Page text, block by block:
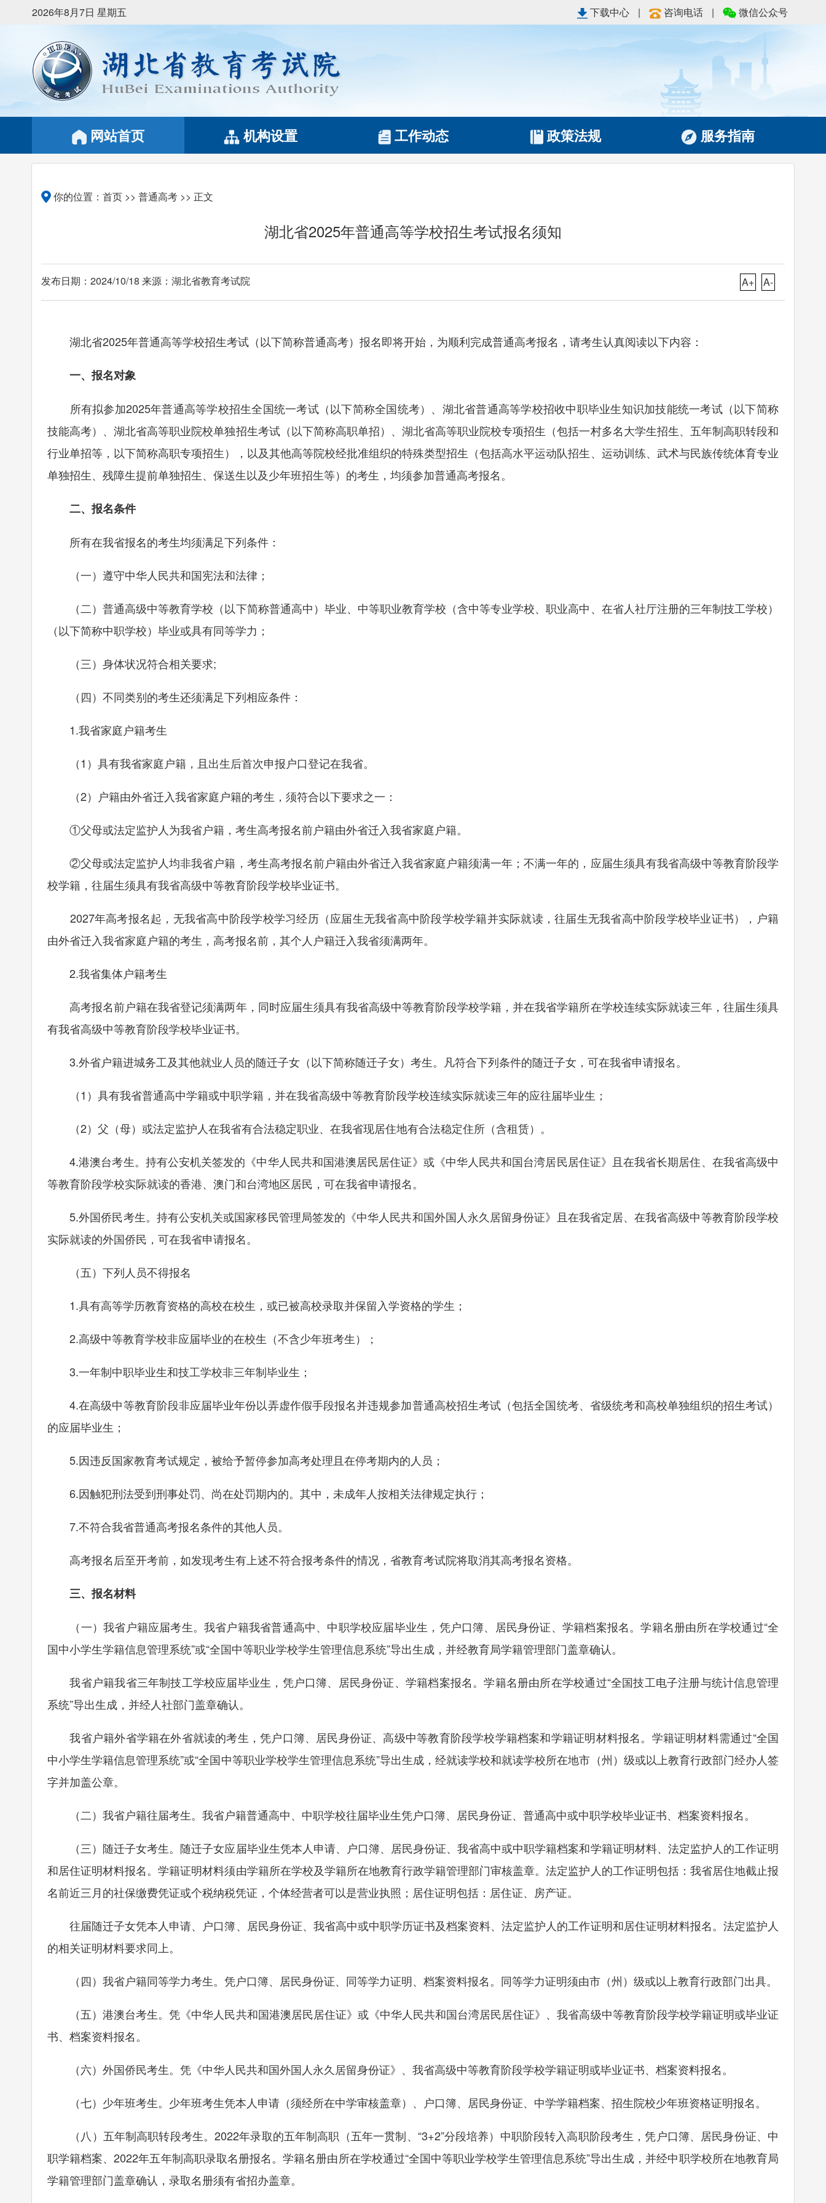
2026年8月7日 星期五 下载中心 | 咨询电话 | 微信公众号
网站首页 机构设置 工作动态 政策法规 服务指南
你的位置： 首页 >> 普通高考 >> 正文
湖北省2025年普通高等学校招生考试报名须知
发布日期：2024/10/18 来源：湖北省教育考试院 A+ A-
湖北省2025年普通高等学校招生考试（以下简称普通高考）报名即将开始，为顺利完成普通高考报名，请考生认真阅读以下内容：
一、报名对象
所有拟参加2025年普通高等学校招生全国统一考试（以下简称全国统考）、湖北省普通高等学校招收中职毕业生知识加技能统一考试（以下简称
技能高考）、湖北省高等职业院校单独招生考试（以下简称高职单招）、湖北省高等职业院校专项招生（包括一村多名大学生招生、五年制高职转段和
行业单招等，以下简称高职专项招生），以及其他高等院校经批准组织的特殊类型招生（包括高水平运动队招生、运动训练、武术与民族传统体育专业
单独招生、残障生提前单独招生、保送生以及少年班招生等）的考生，均须参加普通高考报名。
二、报名条件
所有在我省报名的考生均须满足下列条件：
（一）遵守中华人民共和国宪法和法律；
（二）普通高级中等教育学校（以下简称普通高中）毕业、中等职业教育学校（含中等专业学校、职业高中、在省人社厅注册的三年制技工学校）
（以下简称中职学校）毕业或具有同等学力；
（三）身体状况符合相关要求;
（四）不同类别的考生还须满足下列相应条件：
1.我省家庭户籍考生
（1）具有我省家庭户籍，且出生后首次申报户口登记在我省。
（2）户籍由外省迁入我省家庭户籍的考生，须符合以下要求之一：
①父母或法定监护人为我省户籍，考生高考报名前户籍由外省迁入我省家庭户籍。
②父母或法定监护人均非我省户籍，考生高考报名前户籍由外省迁入我省家庭户籍须满一年；不满一年的，应届生须具有我省高级中等教育阶段学
校学籍，往届生须具有我省高级中等教育阶段学校毕业证书。
2027年高考报名起，无我省高中阶段学校学习经历（应届生无我省高中阶段学校学籍并实际就读，往届生无我省高中阶段学校毕业证书），户籍
由外省迁入我省家庭户籍的考生，高考报名前，其个人户籍迁入我省须满两年。
2.我省集体户籍考生
高考报名前户籍在我省登记须满两年，同时应届生须具有我省高级中等教育阶段学校学籍，并在我省学籍所在学校连续实际就读三年，往届生须具
有我省高级中等教育阶段学校毕业证书。
3.外省户籍进城务工及其他就业人员的随迁子女（以下简称随迁子女）考生。凡符合下列条件的随迁子女，可在我省申请报名。
（1）具有我省普通高中学籍或中职学籍，并在我省高级中等教育阶段学校连续实际就读三年的应往届毕业生；
（2）父（母）或法定监护人在我省有合法稳定职业、在我省现居住地有合法稳定住所（含租赁）。
4.港澳台考生。持有公安机关签发的《中华人民共和国港澳居民居住证》或《中华人民共和国台湾居民居住证》且在我省长期居住、在我省高级中
等教育阶段学校实际就读的香港、澳门和台湾地区居民，可在我省申请报名。
5.外国侨民考生。持有公安机关或国家移民管理局签发的《中华人民共和国外国人永久居留身份证》且在我省定居、在我省高级中等教育阶段学校
实际就读的外国侨民，可在我省申请报名。
（五）下列人员不得报名
1.具有高等学历教育资格的高校在校生，或已被高校录取并保留入学资格的学生；
2.高级中等教育学校非应届毕业的在校生（不含少年班考生）；
3.一年制中职毕业生和技工学校非三年制毕业生；
4.在高级中等教育阶段非应届毕业年份以弄虚作假手段报名并违规参加普通高校招生考试（包括全国统考、省级统考和高校单独组织的招生考试）
的应届毕业生；
5.因违反国家教育考试规定，被给予暂停参加高考处理且在停考期内的人员；
6.因触犯刑法受到刑事处罚、尚在处罚期内的。其中，未成年人按相关法律规定执行；
7.不符合我省普通高考报名条件的其他人员。
高考报名后至开考前，如发现考生有上述不符合报考条件的情况，省教育考试院将取消其高考报名资格。
三、报名材料
（一）我省户籍应届考生。我省户籍我省普通高中、中职学校应届毕业生，凭户口簿、居民身份证、学籍档案报名。学籍名册由所在学校通过“全
国中小学生学籍信息管理系统”或“全国中等职业学校学生管理信息系统”导出生成，并经教育局学籍管理部门盖章确认。
我省户籍我省三年制技工学校应届毕业生，凭户口簿、居民身份证、学籍档案报名。学籍名册由所在学校通过“全国技工电子注册与统计信息管理
系统”导出生成，并经人社部门盖章确认。
我省户籍外省学籍在外省就读的考生，凭户口簿、居民身份证、高级中等教育阶段学校学籍档案和学籍证明材料报名。学籍证明材料需通过“全国
中小学生学籍信息管理系统”或“全国中等职业学校学生管理信息系统”导出生成，经就读学校和就读学校所在地市（州）级或以上教育行政部门经办人签
字并加盖公章。
（二）我省户籍往届考生。我省户籍普通高中、中职学校往届毕业生凭户口簿、居民身份证、普通高中或中职学校毕业证书、档案资料报名。
（三）随迁子女考生。随迁子女应届毕业生凭本人申请、户口簿、居民身份证、我省高中或中职学籍档案和学籍证明材料、法定监护人的工作证明
和居住证明材料报名。学籍证明材料须由学籍所在学校及学籍所在地教育行政学籍管理部门审核盖章。法定监护人的工作证明包括：我省居住地截止报
名前近三月的社保缴费凭证或个税纳税凭证，个体经营者可以是营业执照；居住证明包括：居住证、房产证。
往届随迁子女凭本人申请、户口簿、居民身份证、我省高中或中职学历证书及档案资料、法定监护人的工作证明和居住证明材料报名。法定监护人
的相关证明材料要求同上。
（四）我省户籍同等学力考生。凭户口簿、居民身份证、同等学力证明、档案资料报名。同等学力证明须由市（州）级或以上教育行政部门出具。
（五）港澳台考生。凭《中华人民共和国港澳居民居住证》或《中华人民共和国台湾居民居住证》、我省高级中等教育阶段学校学籍证明或毕业证
书、档案资料报名。
（六）外国侨民考生。凭《中华人民共和国外国人永久居留身份证》、我省高级中等教育阶段学校学籍证明或毕业证书、档案资料报名。
（七）少年班考生。少年班考生凭本人申请（须经所在中学审核盖章）、户口簿、居民身份证、中学学籍档案、招生院校少年班资格证明报名。
（八）五年制高职转段考生。2022年录取的五年制高职（五年一贯制、“3+2”分段培养）中职阶段转入高职阶段考生，凭户口簿、居民身份证、中
职学籍档案、2022年五年制高职录取名册报名。学籍名册由所在学校通过“全国中等职业学校学生管理信息系统”导出生成，并经中职学校所在地教育局
学籍管理部门盖章确认，录取名册须有省招办盖章。